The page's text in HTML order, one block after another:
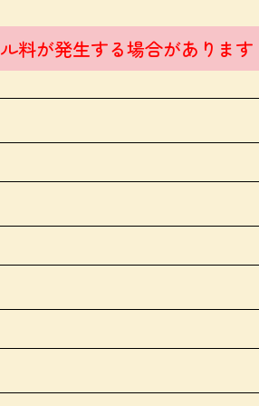
料が発生する場合があります